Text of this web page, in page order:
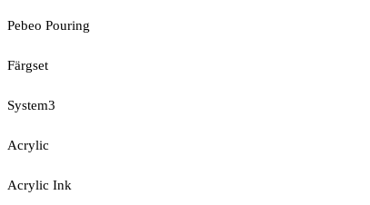
Pebeo Pouring
Färgset
System3
Acrylic
Acrylic Ink